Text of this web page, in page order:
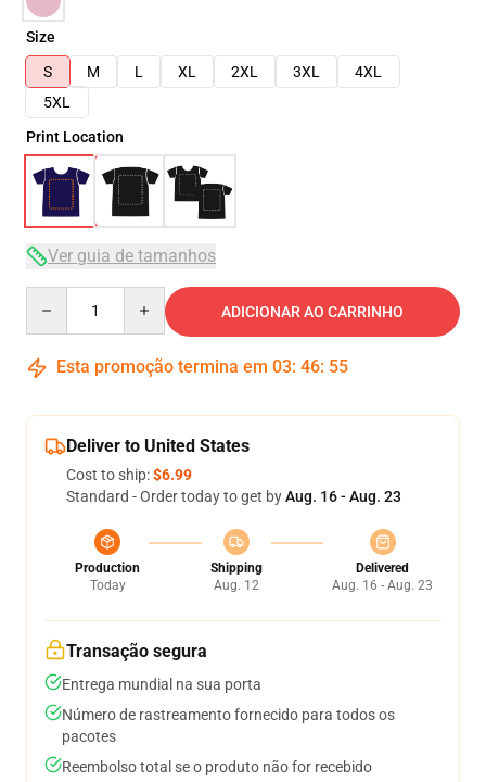
Size
S
M L XL 2XL 3XL
4XL
5XL
Print Location
Ver guia de tamanhos
ADICIONAR AO CARRINHO
Esta promoção termina em 03: 46: 54
Deliver to United States
Cost to ship:$6.99
Standard - Order today to get byAug. 16 - Aug. 23
Production
Today
Shipping
Aug. 12
Delivered
Aug. 16 - Aug. 23
Transação segura
Entrega mundial na sua porta
Número de rastreamento fornecido para todos os
pacotes
Reembolso total se o produto não for recebido